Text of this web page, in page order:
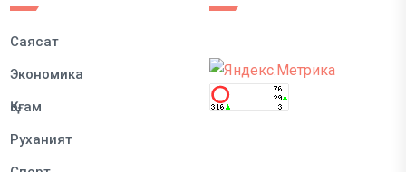
Саясат
Экономика
Қоғам
Руханият